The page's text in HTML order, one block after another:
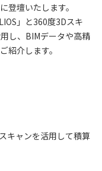
登壇いたします。
」と360度3Dスキ
し、BIMデータや高精
紹介します。
キャンを活用して積算